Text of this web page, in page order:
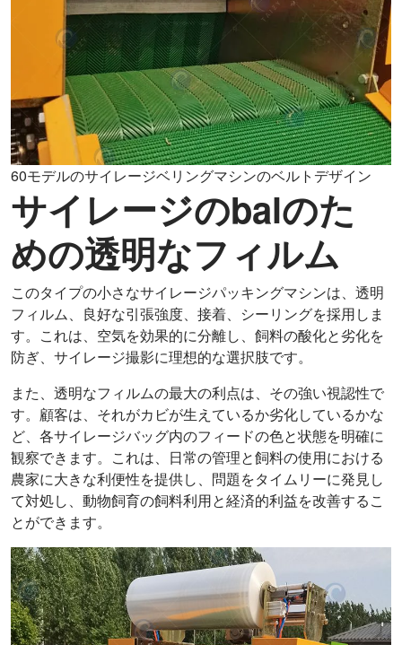
60モデルのサイレージベリングマシンのベルトデザイン
サイレージのbalのた
めの透明なフィルム
このタイプの小さなサイレージパッキングマシンは、透明
フィルム、良好な引張強度、接着、シーリングを採用しま
す。これは、空気を効果的に分離し、飼料の酸化と劣化を
防ぎ、サイレージ撮影に理想的な選択肢です。
また、透明なフィルムの最大の利点は、その強い視認性で
す。顧客は、それがカビが生えているか劣化しているかな
ど、各サイレージバッグ内のフィードの色と状態を明確に
観察できます。これは、日常の管理と飼料の使用における
農家に大きな利便性を提供し、問題をタイムリーに発見し
て対処し、動物飼育の飼料利用と経済的利益を改善するこ
とができます。